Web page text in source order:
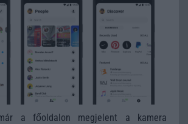
a főoldalon megjelent a kamera